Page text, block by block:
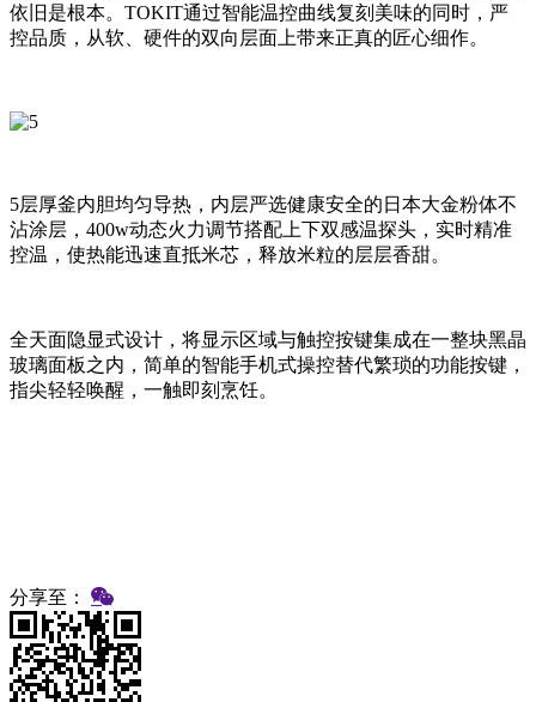
依旧是根本。TOKIT通过智能温控曲线复刻美味的同时，严
控品质，从软、硬件的双向层面上带来正真的匠心细作。
5层厚釜内胆均匀导热，内层严选健康安全的日本大金粉体不
沾涂层，400w动态火力调节搭配上下双感温探头，实时精准
控温，使热能迅速直抵米芯，释放米粒的层层香甜。
全天面隐显式设计，将显示区域与触控按键集成在一整块黑晶
玻璃面板之内，简单的智能手机式操控替代繁琐的功能按键，
指尖轻轻唤醒，一触即刻烹饪。
分享至：